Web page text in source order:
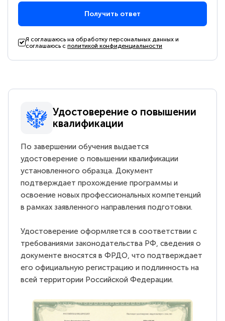
Получить ответ
Я соглашаюсь на обработку персональных данных и
соглашаюсь сполитикой конфиденциальности
Удостоверение о повышении
квалификации
По завершении обучения выдается
удостоверение о повышении квалификации
установленного образца. Документ
подтверждает прохождение программы и
освоение новых профессиональных компетенций
в рамках заявленного направления подготовки.
Удостоверение оформляется в соответствии с
требованиями законодательства РФ, сведения о
документе вносятся в ФРДО, что подтверждает
его официальную регистрацию и подлинность на
всей территории Российской Федерации.